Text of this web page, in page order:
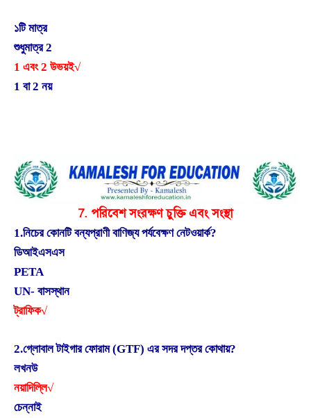
১টি মাত্র
শুধুমাত্র 2
1 এবং 2 উভয়ই√
1 বা 2 নয়
7. পরিবেশ সংরক্ষণ চুক্তি এবং সংস্থা
1.নিচের কোনটি বন্যপ্রাণী বাণিজ্য পর্যবেক্ষণ নেটওয়ার্ক?
ডিআইএসএস
PETA
UN- বাসস্থান
ট্রাফিক√
2.গ্লোবাল টাইগার ফোরাম (GTF) এর সদর দপ্তর কোথায়?
লখনউ
নয়াদিল্লি√
চেন্নাই